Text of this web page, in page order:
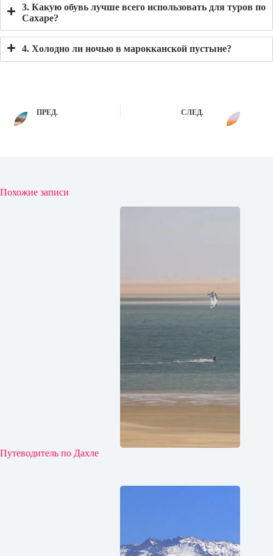
3. Какую обувь лучше всего использовать для туров по
Сахаре?
4. Холодно ли ночью в марокканской пустыне?
ПРЕД. СЛЕД.
Похожие записи
Путеводитель по Дахле